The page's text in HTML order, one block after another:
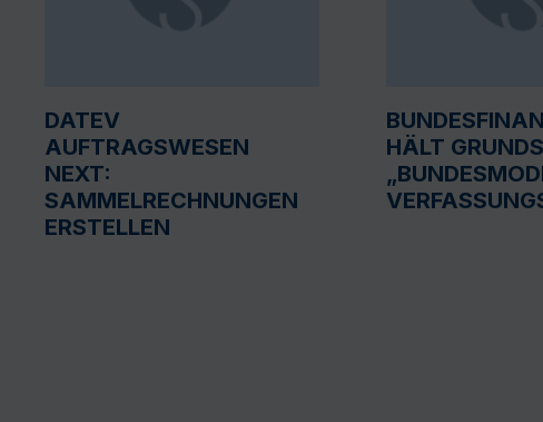
DATEV
AUFTRAGSWESEN
NEXT:
SAMMELRECHNUNGEN
ERSTELLEN
HÄLT